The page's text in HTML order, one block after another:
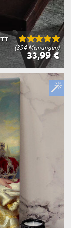
(394 Meinungen)
33,99 €